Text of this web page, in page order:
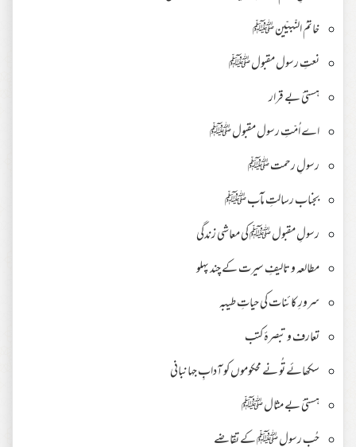
خاتمُ النّبیّین ﷺ
نعتِ رسول مقبول ﷺ
ہستیٔ بے قرار
اے اُمّتِ رسول مقبول ﷺ
رسولِ رحمت ﷺ
بجناب رسالتِ مآب ﷺ
رسولِ مقبول ﷺ کی معاشی زندگی
مطالعہ و تالیفِ سیرت کے چند پہلو
سرورِ کائنات کی حیاتِ طیبہ
تعارف و تبصرۂ کتب
سکھائے تُو نے محکوموں کو آدابِ جہانبانی
ہستیٔ بے مثال ﷺ
حُبِ رسول ﷺ کے تقاضے